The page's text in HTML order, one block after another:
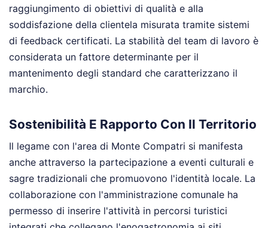
raggiungimento di obiettivi di qualità e alla
soddisfazione della clientela misurata tramite sistemi
di feedback certificati. La stabilità del team di lavoro è
considerata un fattore determinante per il
mantenimento degli standard che caratterizzano il
marchio.
Sostenibilità E Rapporto Con Il Territorio
Il legame con l'area di Monte Compatri si manifesta
anche attraverso la partecipazione a eventi culturali e
sagre tradizionali che promuovono l'identità locale. La
collaborazione con l'amministrazione comunale ha
permesso di inserire l'attività in percorsi turistici